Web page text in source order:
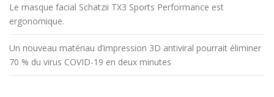
Le masque facial Schatzii TX3 Sports Performance est
ergonomique.
Un nouveau matériau d’impression 3D antiviral pourrait éliminer
70 % du virus COVID-19 en deux minutes